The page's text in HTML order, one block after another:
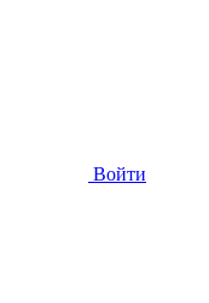
Войти